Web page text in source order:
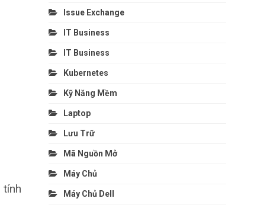
tính
Issue Exchange
IT Business
IT Business
Kubernetes
Kỹ Năng Mềm
Laptop
Lưu Trữ
Mã Nguồn Mở
Máy Chủ
Máy Chủ Dell